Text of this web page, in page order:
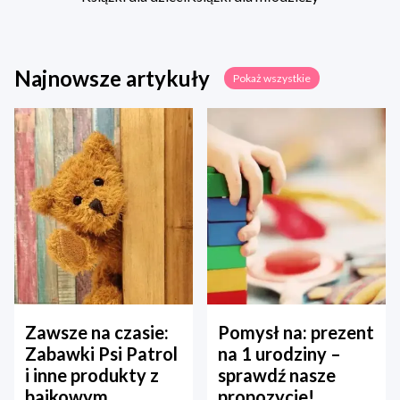
Najnowsze artykuły Pokaż wszystkie
Zawsze na czasie:
Zabawki Psi Patrol
i inne produkty z
Pomysł na: prezent
na 1 urodziny –
sprawdź nasze